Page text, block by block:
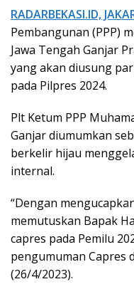
RADARBEKASI.ID,
Pembangunan (PPP)
Jawa Tengah Ganjar
yang akan diusung
pada Pilpres 2024.
Plt Ketum PPP
Ganjar diumumkan
berkelir hijau
internal.
“Dengan
memutuskan Bapak
capres pada Pemilu
pengumuman Capres
(26/4/2023).